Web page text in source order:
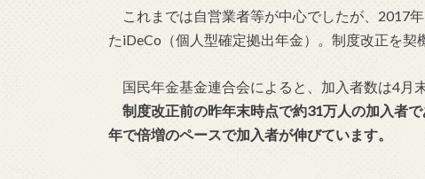
これまでは自営業者等が中心でしたが、2017
たiDeCo（個人型確定拠出年金）。制度改正を契
国民年金基金連合会によると、加入者数は4月
制度改正前の昨年末時点で約31万人の加入者
年で倍増のペースで加入者が伸びています。